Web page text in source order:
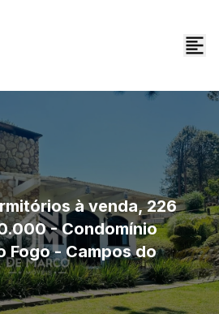
à venda, 226
- Condomínio
Fogo - Campos do